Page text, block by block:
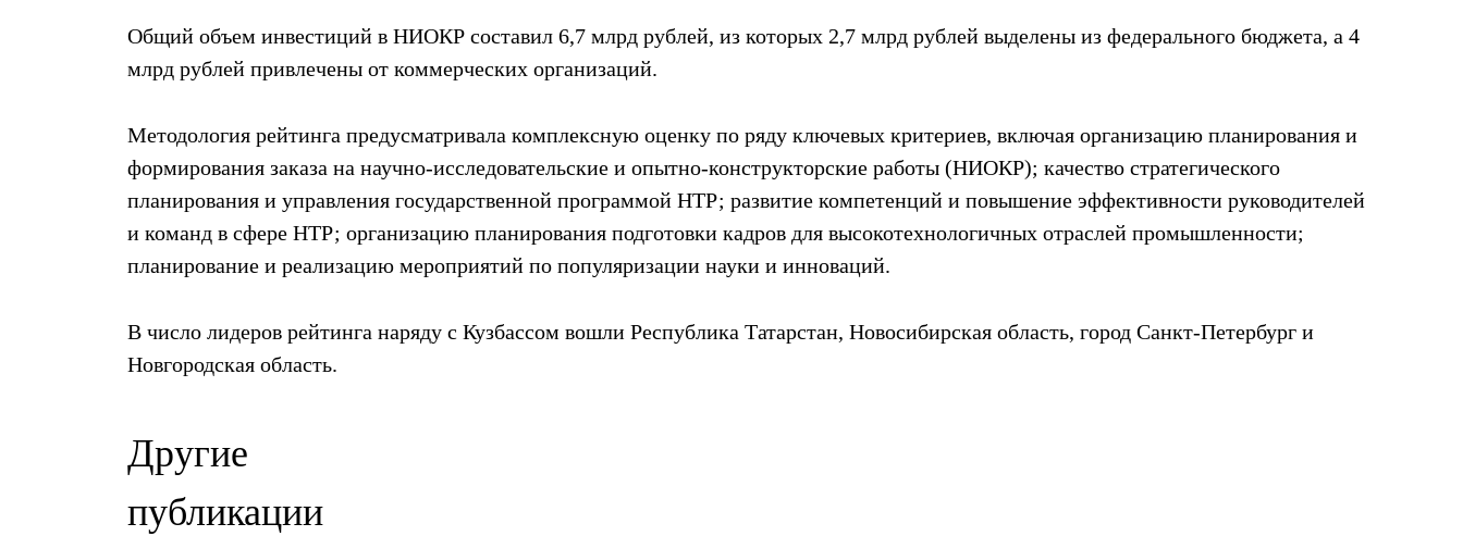
Общий объем инвестиций в НИОКР составил 6,7 млрд рублей, из которых 2,7 млрд рублей выделены из федерального бюджета, а 4
млрд рублей привлечены от коммерческих организаций.
Методология рейтинга предусматривала комплексную оценку по ряду ключевых критериев, включая организацию планирования и
формирования заказа на научно-исследовательские и опытно-конструкторские работы (НИОКР); качество стратегического
планирования и управления государственной программой НТР; развитие компетенций и повышение эффективности руководителей
и команд в сфере НТР; организацию планирования подготовки кадров для высокотехнологичных отраслей промышленности;
планирование и реализацию мероприятий по популяризации науки и инноваций.
В число лидеров рейтинга наряду с Кузбассом вошли Республика Татарстан, Новосибирская область, город Санкт-Петербург и
Новгородская область.
Другие
публикации